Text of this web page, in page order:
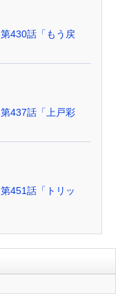
430話「もう戻
437話「上戸彩
451話「トリッ